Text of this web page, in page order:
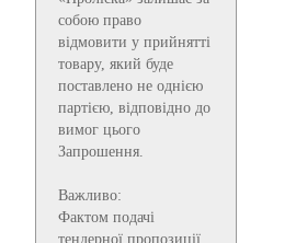
собою право
відмовити у прийнятті
товару, який буде
поставлено не однією
партією, відповідно до
вимог цього
Запрошення.
Важливо:
Фактом подачі
тендерної пропозиції